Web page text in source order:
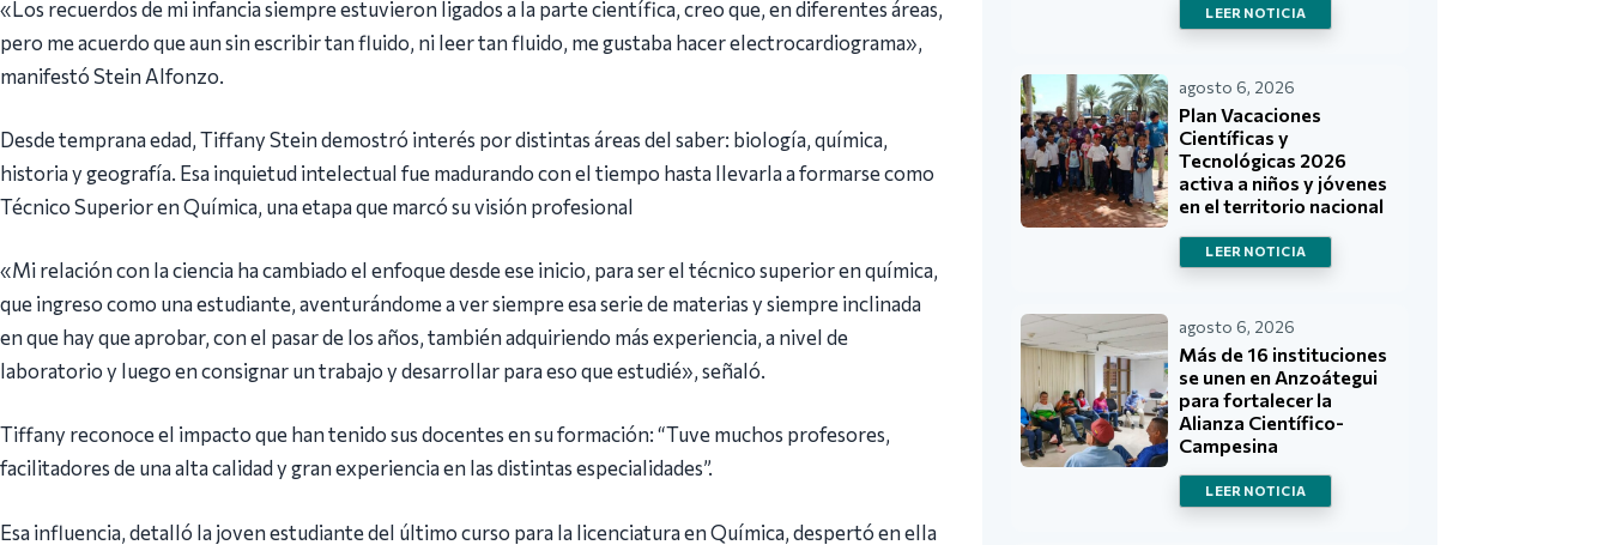
«Los recuerdos de mi infancia siempre estuvieron ligados a la parte científica, creo que, en diferentes áreas,
pero me acuerdo que aun sin escribir tan fluido, ni leer tan fluido, me gustaba hacer electrocardiograma»,
manifestó Stein Alfonzo.
Desde temprana edad, Tiffany Stein demostró interés por distintas áreas del saber: biología, química,
historia y geografía. Esa inquietud intelectual fue madurando con el tiempo hasta llevarla a formarse como
Técnico Superior en Química, una etapa que marcó su visión profesional
«Mi relación con la ciencia ha cambiado el enfoque desde ese inicio, para ser el técnico superior en química,
que ingreso como una estudiante, aventurándome a ver siempre esa serie de materias y siempre inclinada
en que hay que aprobar, con el pasar de los años, también adquiriendo más experiencia, a nivel de
laboratorio y luego en consignar un trabajo y desarrollar para eso que estudié», señaló.
Tiffany reconoce el impacto que han tenido sus docentes en su formación: “Tuve muchos profesores,
facilitadores de una alta calidad y gran experiencia en las distintas especialidades”.
Esa influencia, detalló la joven estudiante del último curso para la licenciatura en Química, despertó en ella
LEER NOTICIA
agosto 6, 2026
Plan Vacaciones
Científicas y
Tecnológicas 2026
activa a niños y jóvenes
en el territorio nacional
LEER NOTICIA
agosto 6, 2026
Más de 16 instituciones
se unen en Anzoátegui
para fortalecer la
Alianza Científico-
Campesina
LEER NOTICIA